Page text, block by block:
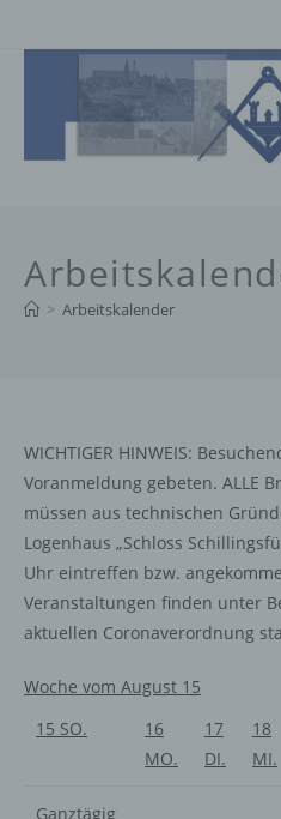
Inhalt
> Arbeitskalender
WICHTIGER HINWEIS:
Voranmeldung gebeten. ALLE
müssen aus technischen
Logenhaus „Schloss
Uhr eintreffen bzw.
Veranstaltungen finden unter
aktuellen Coronaverordnung
Woche vom August 15
15 SO.
16
MO.
17
DI.
18
MI.
Ganztägig